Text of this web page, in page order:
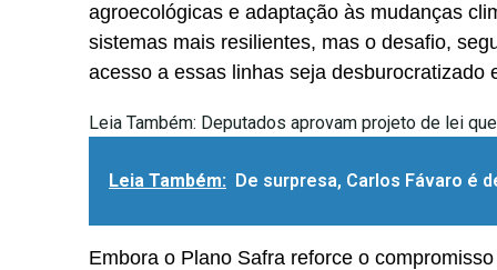
agroecológicas e adaptação às mudanças
sistemas mais resilientes, mas o desafio,
acesso a essas linhas seja desburocratizado
Leia Também: Deputados aprovam projeto de lei
Leia Também: De surpresa, Carlos Fávaro é
Embora o Plano Safra reforce o